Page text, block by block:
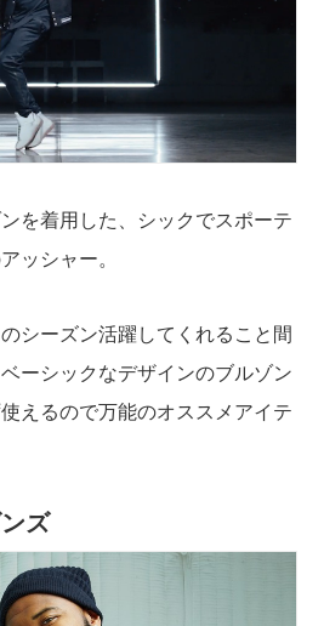
を着用した、シックでスポーテ
ッシャー。
シーズン活躍してくれること間
ーシックなデザインのブルゾン
えるので万能のオススメアイテ
ズ